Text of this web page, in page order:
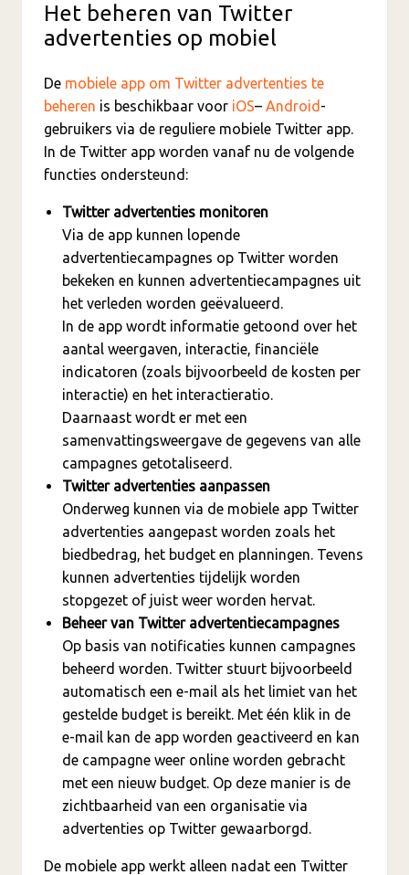
Het beheren van Twitter
advertenties op mobiel
De mobiele app om Twitter advertenties te
beheren is beschikbaar voor iOS– Android -
gebruikers via de reguliere mobiele Twitter app.
In de Twitter app worden vanaf nu de volgende
functies ondersteund:
Twitter advertenties monitoren
Via de app kunnen lopende
advertentiecampagnes op Twitter worden
bekeken en kunnen advertentiecampagnes uit
het verleden worden geëvalueerd.
In de app wordt informatie getoond over het
aantal weergaven, interactie, financiële
indicatoren (zoals bijvoorbeeld de kosten per
interactie) en het interactieratio.
Daarnaast wordt er met een
samenvattingsweergave de gegevens van alle
campagnes getotaliseerd.
Twitter advertenties aanpassen
Onderweg kunnen via de mobiele app Twitter
advertenties aangepast worden zoals het
biedbedrag, het budget en planningen. Tevens
kunnen advertenties tijdelijk worden
stopgezet of juist weer worden hervat.
Beheer van Twitter advertentiecampagnes
Op basis van notificaties kunnen campagnes
beheerd worden. Twitter stuurt bijvoorbeeld
automatisch een e-mail als het limiet van het
gestelde budget is bereikt. Met één klik in de
e-mail kan de app worden geactiveerd en kan
de campagne weer online worden gebracht
met een nieuw budget. Op deze manier is de
zichtbaarheid van een organisatie via
advertenties op Twitter gewaarborgd.
De mobiele app werkt alleen nadat een Twitter